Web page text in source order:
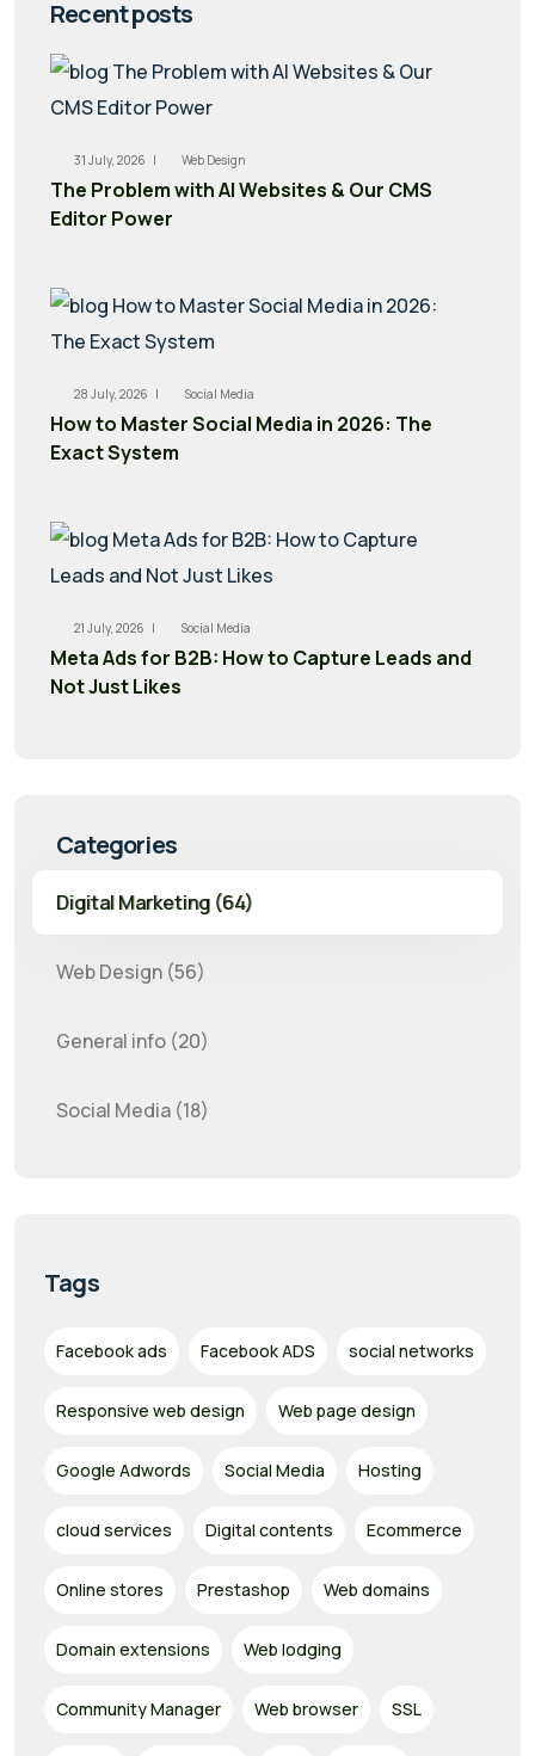
Recent posts
31 July, 2026 | Web Design
The Problem with AI Websites & Our CMS
Editor Power
28 July, 2026 | Social Media
How to Master Social Media in 2026: The
Exact System
21 July, 2026 | Social Media
Meta Ads for B2B: How to Capture Leads and
Not Just Likes
Categories
Digital Marketing (64)
Web Design (56)
General info (20)
Social Media (18)
Tags
Facebook ads Facebook ADS social networks
Responsive web design Web page design
Google Adwords Social Media Hosting
cloud services Digital contents Ecommerce
Online stores Prestashop Web domains
Domain extensions Web lodging
Community Manager Web browser SSL